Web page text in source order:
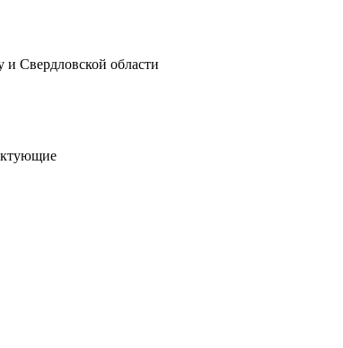
и Свердловской области